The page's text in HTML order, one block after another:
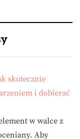
skutecznie
i dobierać
w walce z
Aby